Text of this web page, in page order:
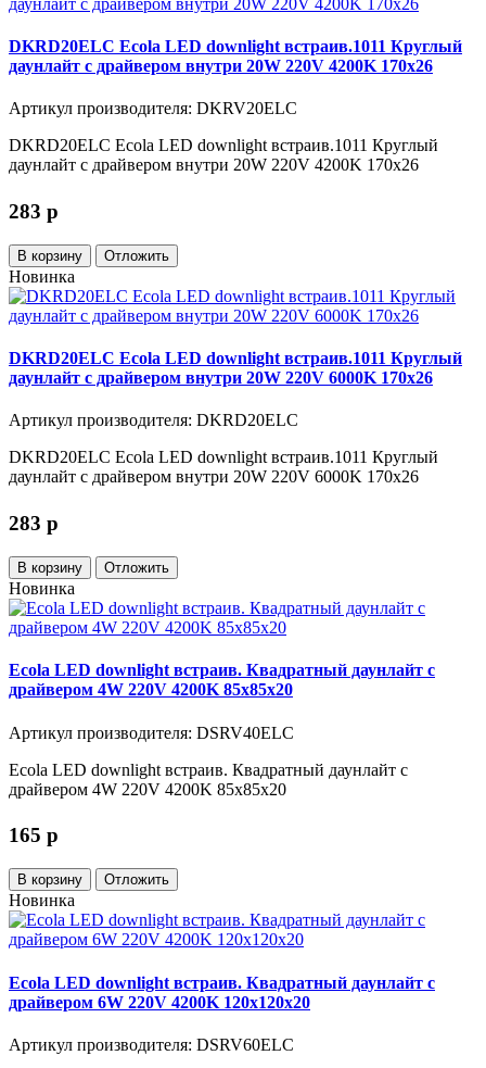
DKRD20ELC Ecola LED downlight встраив.1011 Круглый
даунлайт с драйвером внутри 20W 220V 4200K 170x26
Артикул производителя: DKRV20ELC
DKRD20ELC Ecola LED downlight встраив.1011 Круглый
даунлайт с драйвером внутри 20W 220V 4200K 170x26
283 p
В корзину Отложить
Новинка
DKRD20ELC Ecola LED downlight встраив.1011 Круглый
даунлайт с драйвером внутри 20W 220V 6000K 170x26
Артикул производителя: DKRD20ELC
DKRD20ELC Ecola LED downlight встраив.1011 Круглый
даунлайт с драйвером внутри 20W 220V 6000K 170x26
283 p
В корзину Отложить
Новинка
Ecola LED downlight встраив. Квадратный даунлайт с
драйвером 4W 220V 4200K 85x85x20
Артикул производителя: DSRV40ELC
Ecola LED downlight встраив. Квадратный даунлайт с
драйвером 4W 220V 4200K 85x85x20
165 p
В корзину Отложить
Новинка
Ecola LED downlight встраив. Квадратный даунлайт с
драйвером 6W 220V 4200K 120x120x20
Артикул производителя: DSRV60ELC